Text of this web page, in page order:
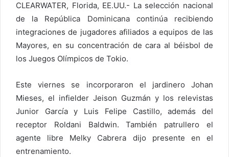
CLEARWATER, Florida, EE.UU.- La selección nacional
de la República Dominicana continúa recibiendo
integraciones de jugadores afiliados a equipos de las
Mayores, en su concentración de cara al béisbol de
los Juegos Olímpicos de Tokio.
Este viernes se incorporaron el jardinero Johan
Mieses, el infielder Jeison Guzmán y los relevistas
Junior García y Luis Felipe Castillo, además del
receptor Roldani Baldwin. También patrullero el
agente libre Melky Cabrera dijo presente en el
entrenamiento.